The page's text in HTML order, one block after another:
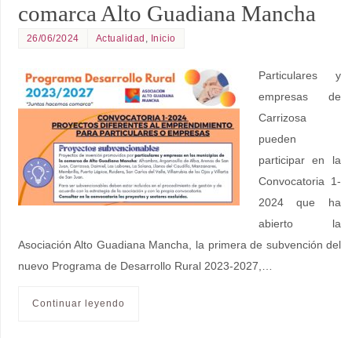
comarca Alto Guadiana Mancha
26/06/2024 Actualidad , Inicio
Particulares y
empresas de
Carrizosa
pueden
participar en la
Convocatoria 1-
2024 que ha
abierto la
Asociación Alto Guadiana Mancha, la primera de subvención del
nuevo Programa de Desarrollo Rural 2023-2027,…
Continuar leyendo